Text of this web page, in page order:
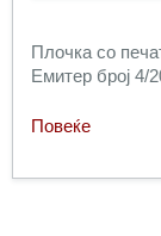
Плочка со
Емитер број 4/
Повеќе